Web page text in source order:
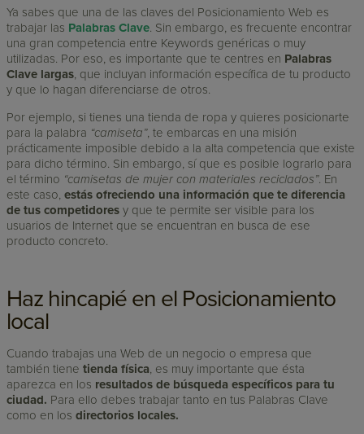
Ya sabes que una de las claves del Posicionamiento Web es
trabajar las Palabras Clave. Sin embargo, es frecuente encontrar
una gran competencia entre Keywords genéricas o muy
utilizadas. Por eso, es importante que te centres en Palabras
Clave largas, que incluyan información específica de tu producto
y que lo hagan diferenciarse de otros.
Por ejemplo, si tienes una tienda de ropa y quieres posicionarte
para la palabra “camiseta”, te embarcas en una misión
prácticamente imposible debido a la alta competencia que existe
para dicho término. Sin embargo, sí que es posible lograrlo para
el término “camisetas de mujer con materiales reciclados”. En
este caso,estás ofreciendo una información que te diferencia
de tus competidores y que te permite ser visible para los
usuarios de Internet que se encuentran en busca de ese
producto concreto.
Haz hincapié en el Posicionamiento
local
Cuando trabajas una Web de un negocio o empresa que
también tienetienda física, es muy importante que ésta
aparezca en los resultados de búsqueda específicos para tu
ciudad. Para ello debes trabajar tanto en tus Palabras Clave
como en losdirectorios locales.